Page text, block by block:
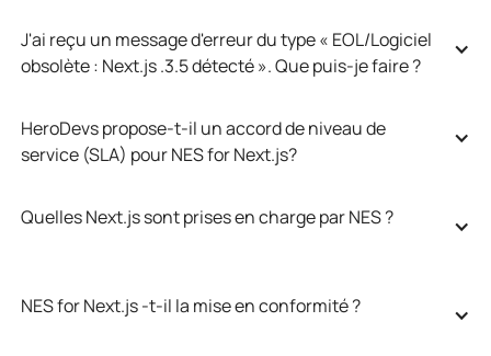
J'ai reçu un message d'erreur du type « EOL/Logiciel
obsolète : Next.js .3.5 détecté ». Que puis-je faire ?
HeroDevs propose-t-il un accord de niveau de
service (SLA) pour NES for Next.js?
Quelles Next.js sont prises en charge par NES ?
NES for Next.js -t-il la mise en conformité ?